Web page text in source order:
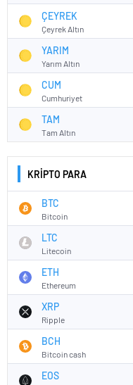
ÇEYREK
Çeyrek Altın
YARIM
Yarım Altın
CUM
Cumhuriyet
TAM
Tam Altın
KRİPTO PARA
BTC
Bitcoin
LTC
Litecoin
ETH
Ethereum
XRP
Ripple
BCH
Bitcoin cash
EOS